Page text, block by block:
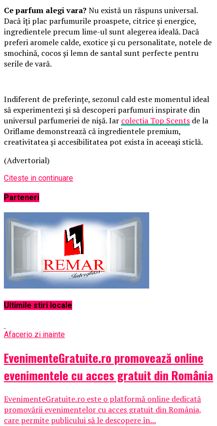
Ce parfum alegi vara? Nu există un răspuns universal.
Dacă îți plac parfumurile proaspete, citrice și energice,
ingredientele precum lime-ul sunt alegerea ideală. Dacă
preferi aromele calde, exotice și cu personalitate, notele de
smochină, cocos și lemn de santal sunt perfecte pentru
serile de vară.
Indiferent de preferințe, sezonul cald este momentul ideal
să experimentezi și să descoperi parfumuri inspirate din
universul parfumeriei de nișă. Iar colecția Top Scents de la
Oriflame demonstrează că ingredientele premium,
creativitatea și accesibilitatea pot exista în aceeași sticlă.
(Advertorial)
Citeste in continuare
Parteneri
Ultimile stiri locale
Afacerio zi inainte
EvenimenteGratuite.ro promovează online
evenimentele cu acces gratuit din România
EvenimenteGratuite.ro este o platformă online dedicată
promovării evenimentelor cu acces gratuit din România,
care permite publicului să le descopere în...